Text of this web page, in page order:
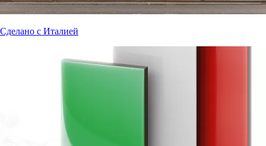
Сделано с Италией